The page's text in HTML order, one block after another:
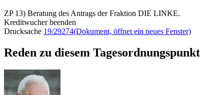
ZP 13) Beratung des Antrags der Fraktion DIE LINKE.
Kreditwucher beenden
Drucksache 19/29274(Dokument, öffnet ein neues Fenster)
Reden zu diesem Tagesordnungspunkt